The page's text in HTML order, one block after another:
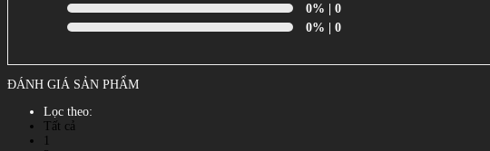
0% | 0
0% | 0
ĐÁNH GIÁ SẢN PHẨM
Lọc theo:
Tất cả